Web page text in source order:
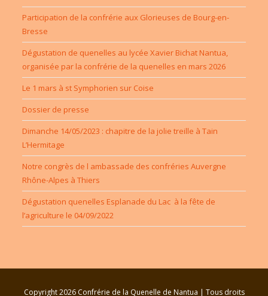
Participation de la confrérie aux Glorieuses de Bourg-en-
Bresse
Dégustation de quenelles au lycée Xavier Bichat Nantua,
organisée par la confrérie de la quenelles en mars 2026
Le 1 mars à st Symphorien sur Coise
Dossier de presse
Dimanche 14/05/2023 : chapitre de la jolie treille à Tain
L’Hermitage
Notre congrès de l ambassade des confréries Auvergne
Rhône-Alpes à Thiers
Dégustation quenelles Esplanade du Lac à la fête de
l’agriculture le 04/09/2022
Copyright 2026 Confrérie de la Quenelle de Nantua | Tous droits